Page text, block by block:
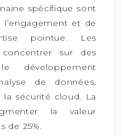
spécifique sont
et de
pointue. Les
sur des
développement
de données,
la sécurité cloud. La
la valeur
de 25%.